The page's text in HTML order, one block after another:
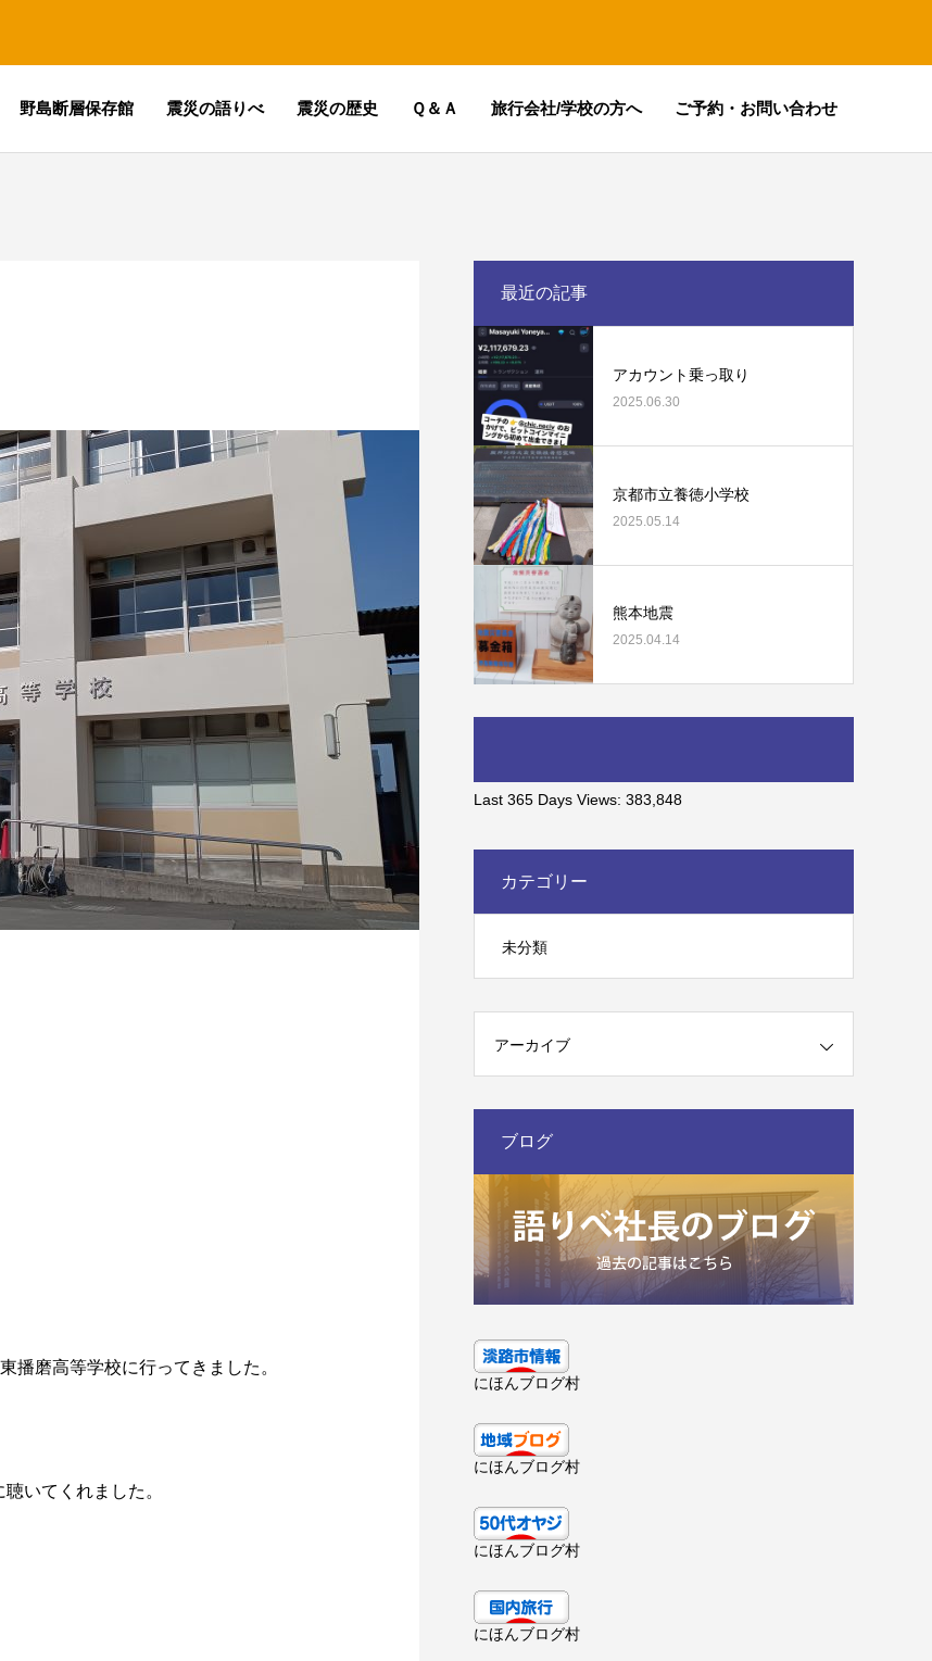
野島断層保存館 震災の語りべ 震災の歴史 Ｑ＆Ａ 旅行会社/学校の方へ ご予約・お問い合わせ
播磨高等学校に行ってきました。
いてくれました。
最近の記事
アカウント乗っ取り
2025.06.30
京都市立養徳小学校
2025.05.14
熊本地震
2025.04.14
Last 365 Days Views: 383,848
カテゴリー
未分類
アーカイブ
ブログ
にほんブログ村
にほんブログ村
にほんブログ村
にほんブログ村